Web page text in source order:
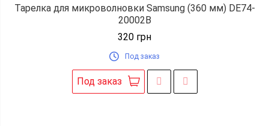
Тарелка для микроволновки Samsung (360 мм) DE74-
20002B
320 грн
Под заказ
Под заказ